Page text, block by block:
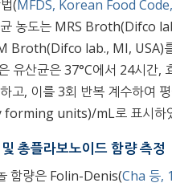
(MFDS, Korean Food
농도는 MRS Broth(Difco
Broth(Difco lab., MI, USA)
유산균은 37°C에서 24시간,
고, 이를 3회 반복 계수하여
forming units)/mL로 표시하
총플라보노이드 함량 측정
함량은 Folin-Denis(Cha 등,